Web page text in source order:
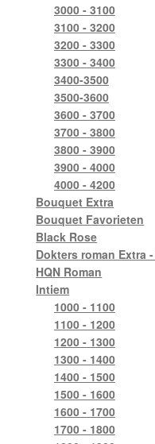
3000 - 3100
3100 - 3200
3200 - 3300
3300 - 3400
3400-3500
3500-3600
3600 - 3700
3700 - 3800
3800 - 3900
3900 - 4000
4000 - 4200
Bouquet Extra
Bouquet Favorieten
Black Rose
Dokters roman Extra
HQN Roman
Intiem
1000 - 1100
1100 - 1200
1200 - 1300
1300 - 1400
1400 - 1500
1500 - 1600
1600 - 1700
1700 - 1800